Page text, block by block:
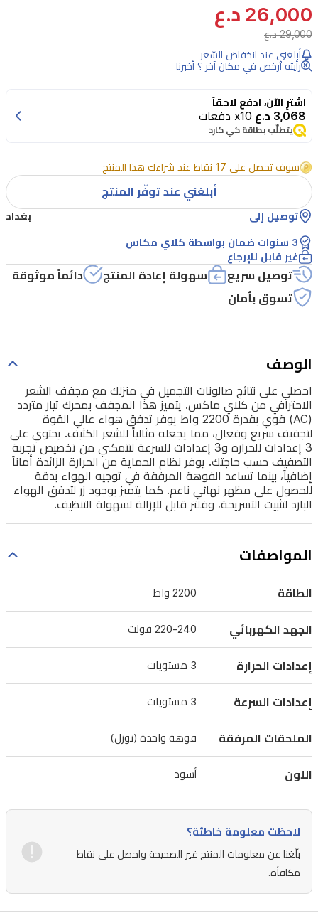
نتائج
صالونات
التجميل
منزلك
مع
الشعر
الاحترافي
من
كلاي
ماكس.
يتميز
هذا
تيار
متردد
(AC)
قوي
بقدرة
2200
واط
يوفر
تدفق
عالي
لتجفيف
وفعال،
مما
يجعله
مثالياً
للشعر
الكثيف.
إعدادات
للسرعة
26,000 د.ع
29,000 د.ع
أبلغني عند انخفاض السّعر
رأيته أرخص في مكان آخر ؟ أخبرنا
اشترِ الآن، ادفع لاحقاً
3,068 د.ع x10 دفعات
يتطلّب بطاقة كي كارد
سوف تحصل على 17 نقاط عند شراءك هذا المنتج
أبلغني عند توفّر المنتج
توصيل إلى بغداد
3 سنوات ضمان بواسطة كلاي مكاس
غير قابل للإرجاع
توصيل سريع سهولة إعادة المنتج
دائماً موثوقة
تسوق بأمان
الوصف
احصلي على نتائج صالونات التجميل في منزلك مع مجفف الشعر
الاحترافي من كلاي ماكس. يتميز هذا المجفف بمحرك تيار متردد
(AC) قوي بقدرة 2200 واط يوفر تدفق هواء عالي القوة
لتجفيف سريع وفعال، مما يجعله مثالياً للشعر الكثيف. يحتوي على
3 إعدادات للحرارة و3 إعدادات للسرعة لتتمكني من تخصيص تجربة
التصفيف حسب حاجتك. يوفر نظام الحماية من الحرارة الزائدة أماناً
إضافياً، بينما تساعد الفوهة المرفقة في توجيه الهواء بدقة
للحصول على مظهر نهائي ناعم. كما يتميز بوجود زر لتدفق الهواء
البارد لتثبيت التسريحة، وفلتر قابل للإزالة لسهولة التنظيف.
المواصفات
الطاقة 2200 واط
الجهد الكهربائي 220-240 فولت
إعدادات الحرارة 3 مستويات
إعدادات السرعة 3 مستويات
الملحقات المرفقة فوهة واحدة (نوزل)
اللون أسود
لاحظت معلومة خاطئة؟
بلّغنا عن معلومات المنتج غير الصحيحة واحصل على نقاط
مكافأة.